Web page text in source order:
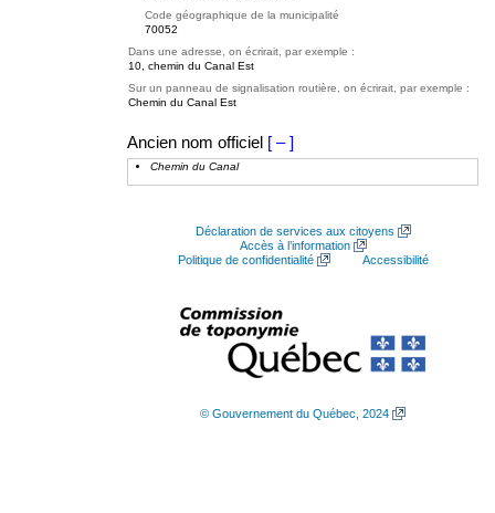
Code géographique de la municipalité
70052
Dans une adresse, on écrirait, par exemple :
10, chemin du Canal Est
Sur un panneau de signalisation routière, on écrirait, par exemple :
Chemin du Canal Est
Ancien nom officiel [ – ]
Chemin du Canal
Déclaration de services aux citoyens
Accès à l’information
Politique de confidentialité
Accessibilité
© Gouvernement du Québec, 2024